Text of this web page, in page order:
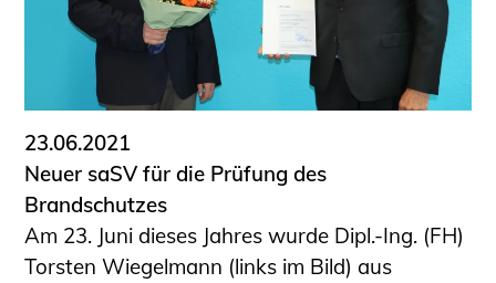
23.06.2021
Neuer saSV für die Prüfung des
Brandschutzes
Am 23. Juni dieses Jahres wurde Dipl.-Ing. (FH)
Torsten Wiegelmann (links im Bild) aus